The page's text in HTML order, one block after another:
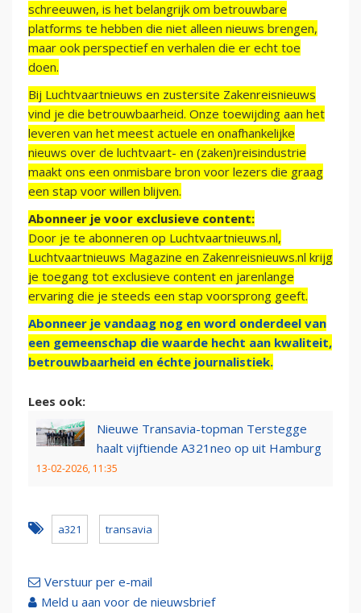
schreeuwen, is het belangrijk om betrouwbare
platforms te hebben die niet alleen nieuws brengen,
maar ook perspectief en verhalen die er echt toe
doen.
Bij Luchtvaartnieuws en zustersite Zakenreisnieuws
vind je die betrouwbaarheid. Onze toewijding aan het
leveren van het meest actuele en onafhankelijke
nieuws over de luchtvaart- en (zaken)reisindustrie
maakt ons een onmisbare bron voor lezers die graag
een stap voor willen blijven.
Abonneer je voor exclusieve content:
Door je te abonneren op Luchtvaartnieuws.nl,
Luchtvaartnieuws Magazine en Zakenreisnieuws.nl krijg
je toegang tot exclusieve content en jarenlange
ervaring die je steeds een stap voorsprong geeft.
Abonneer je vandaag nog en word onderdeel van
een gemeenschap die waarde hecht aan kwaliteit,
betrouwbaarheid en échte journalistiek.
Lees ook:
Nieuwe Transavia-topman Terstegge
haalt vijftiende A321neo op uit Hamburg
13-02-2026, 11:35
a321 transavia
Verstuur per e-mail
Meld u aan voor de nieuwsbrief